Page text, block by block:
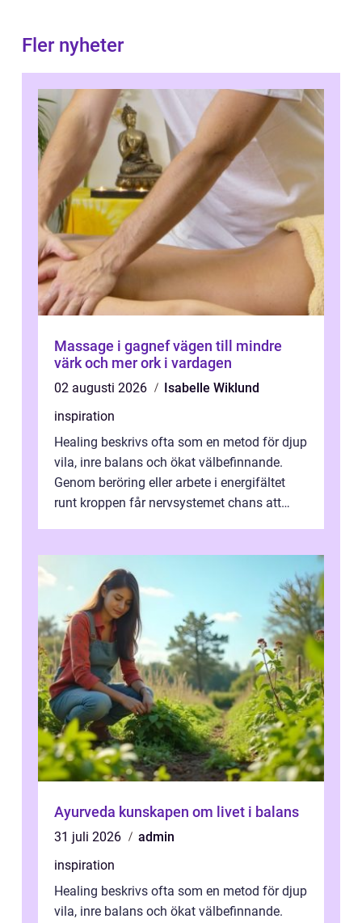
Fler nyheter
Massage i gagnef vägen till mindre
värk och mer ork i vardagen
02 augusti 2026
Isabelle Wiklund
inspiration
Healing beskrivs ofta som en metod för djup
vila, inre balans och ökat välbefinnande.
Genom beröring eller arbete i energifältet
runt kroppen får nervsystemet chans att
Ayurveda kunskapen om livet i balans
31 juli 2026
admin
inspiration
Healing beskrivs ofta som en metod för djup
vila, inre balans och ökat välbefinnande.